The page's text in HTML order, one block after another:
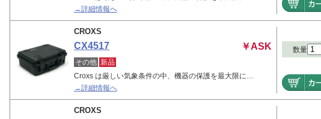
→詳細情報へ
CROXS
CX4517 ￥ASK
その他 新品
Croxs は厳しい気象条件の中、機器の保護を最大限に…
→詳細情報へ
数量
CROXS